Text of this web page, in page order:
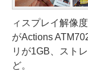
ィスプレイ解像
がActions
リが1GB、スト
ど。